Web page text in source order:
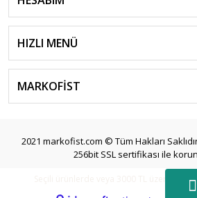
HIZLI MENÜ
MARKOFİST
2021 markofist.com © Tüm Hakları
256bit SSL sertifikası ile
Seçili ürünlerde veya 3000 TL üzeri